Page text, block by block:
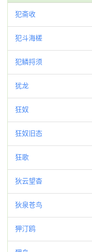
犯斋收
犯斗海槎
犯鳞捋须
犹龙
狂奴
狂奴旧态
狂歌
狄云望杳
狄泉苍鸟
狎汀鸥